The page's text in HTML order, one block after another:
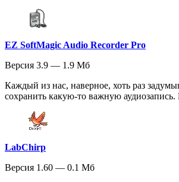
EZ SoftMagic Audio Recorder Pro
Версия 3.9 — 1.9 Мб
Каждый из нас, наверное, хоть раз
сохранить какую-то важную аудиозапись.
LabChirp
Версия 1.60 — 0.1 Мб